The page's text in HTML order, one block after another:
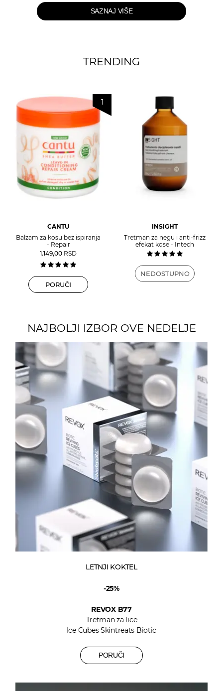
SAZNAJ VIŠE
TRENDING
1
CANTU
Balzam za kosu bez ispiranja
- Repair
1.149,00 RSD
PORUČI
INSIGHT
Tretman za negu i anti-frizz
efekat kose - Intech
NEDOSTUPNO
NAJBOLJI IZBOR OVE NEDELJE
LETNJI KOKTEL
-25%
REVOX B77
Tretman za lice
Ice Cubes Skintreats Biotic
PORUČI